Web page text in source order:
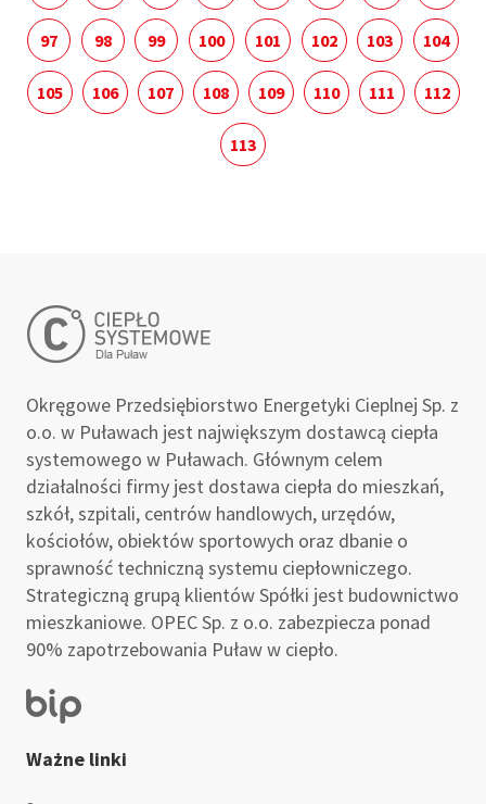
97 98 99 100 101 102 103 104
105 106 107 108 109 110 111 112
113
Okręgowe Przedsiębiorstwo Energetyki Cieplnej Sp. z
o.o. w Puławach jest największym dostawcą ciepła
systemowego w Puławach. Głównym celem
działalności firmy jest dostawa ciepła do mieszkań,
szkół, szpitali, centrów handlowych, urzędów,
kościołów, obiektów sportowych oraz dbanie o
sprawność techniczną systemu ciepłowniczego.
Strategiczną grupą klientów Spółki jest budownictwo
mieszkaniowe. OPEC Sp. z o.o. zabezpiecza ponad
90% zapotrzebowania Puław w ciepło.
Ważne linki